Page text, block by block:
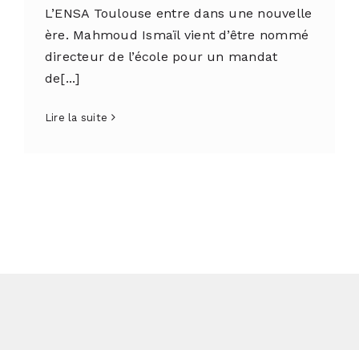
L’ENSA Toulouse entre dans une nouvelle
ère. Mahmoud Ismaïl vient d’être nommé
directeur de l’école pour un mandat
de[...]
Lire la suite